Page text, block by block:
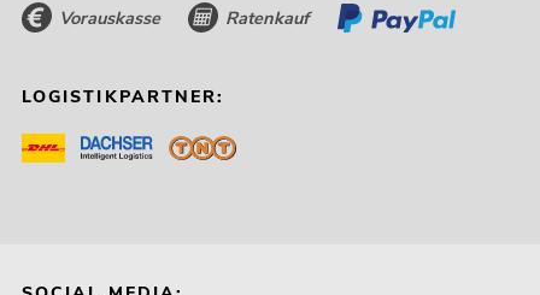
Vorauskasse Ratenkauf
LOGISTIKPARTNER: